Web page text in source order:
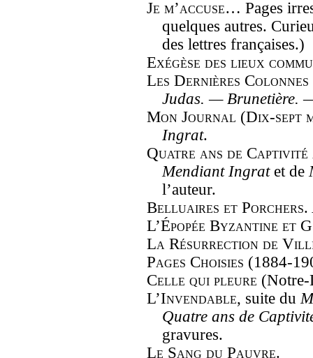
Je m’accuse… Pages
quelques autres.
des lettres françaises.)
Exégèse des lieux
Les Dernières
Judas. — Brunetière.
Mon Journal (Dix-sept
Ingrat.
Quatre ans de
Mendiant Ingratet de
l’auteur.
Belluaires et Porchers.
L’Épopée Byzantine et
La Résurrection de
Pages Choisies (1884-
Celle qui pleure (Notre-
L’Invendable, suite du
Quatre ans de
gravures.
Le Sang du Pauvre.